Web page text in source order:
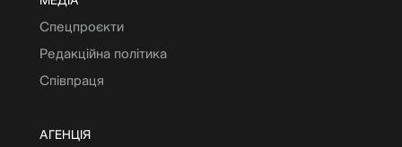
Спецпроєкти
Редакційна політика
Співпраця
АГЕНЦІЯ